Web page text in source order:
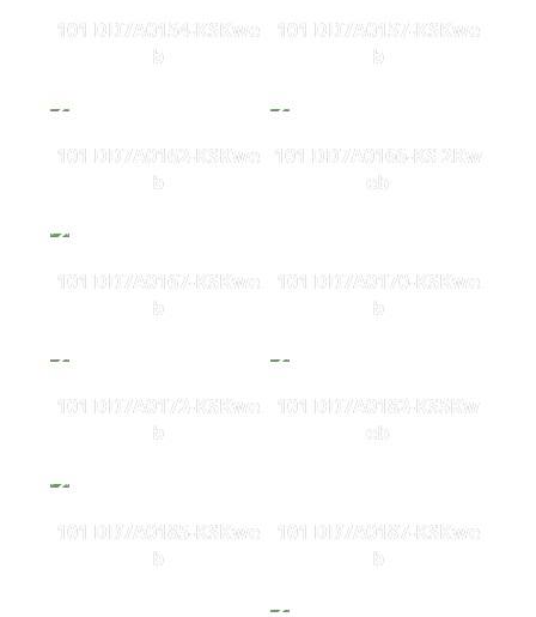
101 DD7A0154-KSKwe
b
101 DD7A0157-KSKwe
b
101 DD7A0162-KSKwe
b
101 DD7A0166-KS 2Kw
eb
101 DD7A0167-KSKwe
b
101 DD7A0170-KSKwe
b
101 DD7A0172-KSKwe
b
101 DD7A0182-KS5Kw
eb
101 DD7A0185-KSKwe
b
101 DD7A0187-KSKwe
b